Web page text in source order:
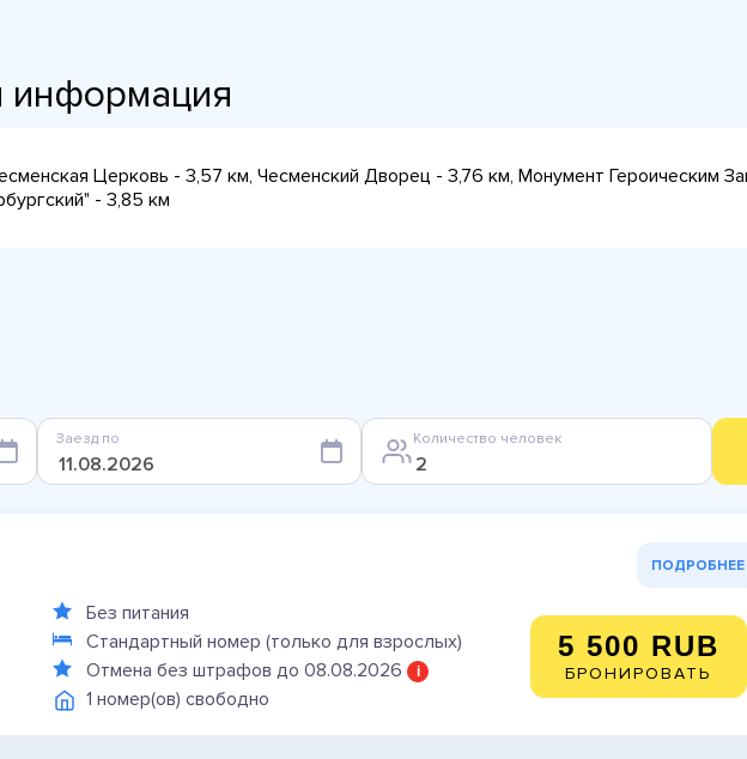
информация
Церковь - 3,57 км, Чесменский Дворец - 3,76 км, Монумент Героическим
- 3,85 км
Заезд по Количество человек
ПОДРОБНЕЕ
Без питания
Стандартный номер (только для взрослых)
Отмена без штрафов до 08.08.2026 i
1 номер(ов) свободно
5 500 RUB
БРОНИРОВАТЬ